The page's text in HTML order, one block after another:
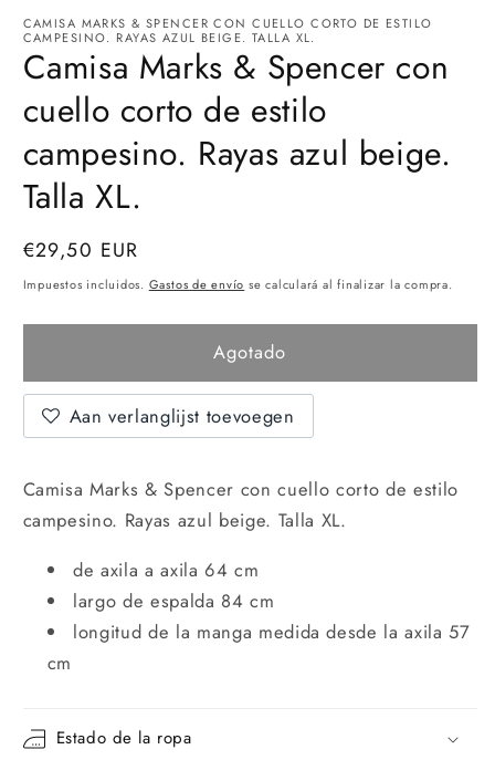
CAMISA MARKS & SPENCER CON CUELLO CORTO DE ESTILO
CAMPESINO. RAYAS AZUL BEIGE. TALLA XL.
Camisa Marks & Spencer con
cuello corto de estilo
campesino. Rayas azul beige.
Talla XL.
precio
normal
€29,50 EUR
Impuestos incluidos. Gastos de envío se calculará al finalizar la compra.
Agotado
Aan verlanglijst toevoegen
Camisa Marks & Spencer con cuello corto de estilo
campesino. Rayas azul beige. Talla XL.
de axila a axila 64 cm
largo de espalda 84 cm
longitud de la manga medida desde la axila 57
cm
Estado de la ropa